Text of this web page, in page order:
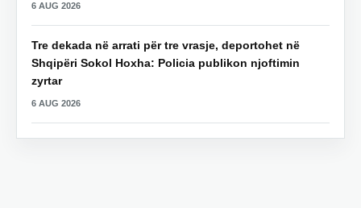
6 AUG 2026
Tre dekada në arrati për tre vrasje, deportohet në
Shqipëri Sokol Hoxha: Policia publikon njoftimin
zyrtar
6 AUG 2026